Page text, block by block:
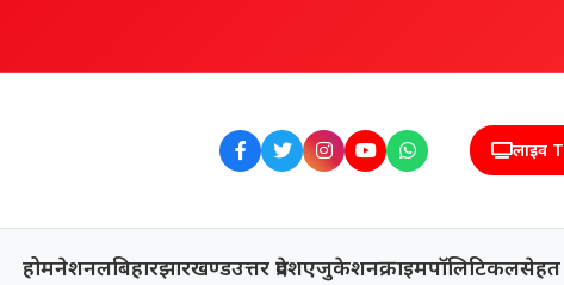
लाइव
होमनेशनलबिहारझारखण्डउत्तर प्रदेशएजुकेशनक्राइमपॉलिटिकलसेहत